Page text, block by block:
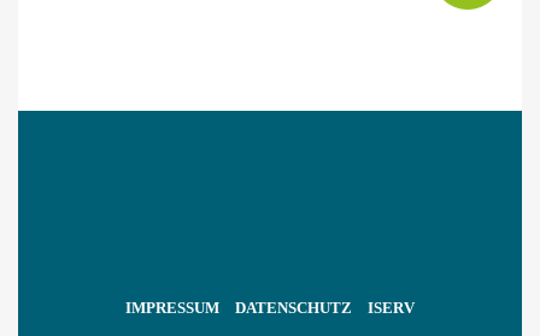
IMPRESSUM DATENSCHUTZ ISERV